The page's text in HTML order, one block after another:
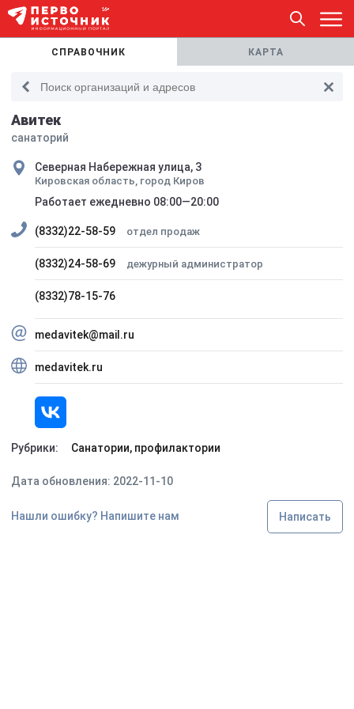
СПРАВОЧНИК КАРТА
Авитек
санаторий
Северная Набережная улица, 3
Кировская область, город Киров
Работает ежедневно 08:00—20:00
(8332)22-58-59 отдел продаж
(8332)24-58-69 дежурный администратор
(8332)78-15-76
medavitek@mail.ru
medavitek.ru
Рубрики: Санатории, профилактории
Дата обновления: 2022-11-10
Нашли ошибку? Напишите нам Написать